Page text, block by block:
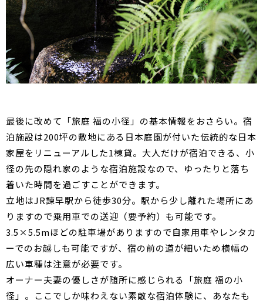
最後に改めて「旅庭 福の小径」の基本情報をおさらい。宿
泊施設は200坪の敷地にある日本庭園が付いた伝統的な日本
家屋をリニューアルした1棟貸。大人だけが宿泊できる、小
径の先の隠れ家のような宿泊施設なので、ゆったりと落ち
着いた時間を過ごすことができます。
立地はJR諫早駅から徒歩30分。駅から少し離れた場所にあ
りますので乗用車での送迎（要予約）も可能です。
3.5×5.5mほどの駐車場がありますので自家用車やレンタカ
ーでのお越しも可能ですが、宿の前の道が細いため横幅の
広い車種は注意が必要です。
オーナー夫妻の優しさが随所に感じられる「旅庭 福の小
径」。ここでしか味わえない素敵な宿泊体験に、あなたも